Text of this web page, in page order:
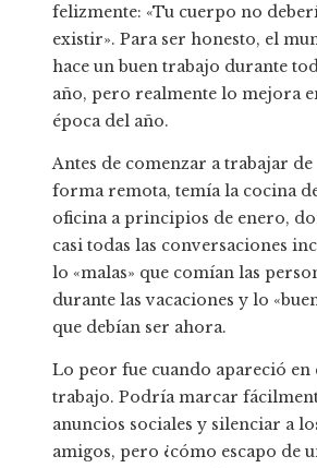
felizmente: «Tu cuerpo no
existir». Para ser honesto, el
hace un buen trabajo durante
año, pero realmente lo mejora
época del año.
Antes de comenzar a trabajar de
forma remota, temía la cocina
oficina a principios de enero,
casi todas las conversaciones
lo «malas» que comían las
durante las vacaciones y lo
que debían ser ahora.
Lo peor fue cuando apareció en
trabajo. Podría marcar
anuncios sociales y silenciar a
amigos, pero ¿cómo escapo de